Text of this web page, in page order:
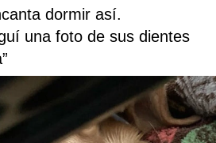
dormir así.
una foto de sus dientes